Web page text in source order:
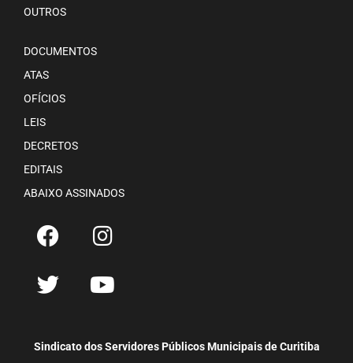
OUTROS
DOCUMENTOS
ATAS
OFÍCIOS
LEIS
DECRETOS
EDITAIS
ABAIXO ASSINADOS
Sindicato dos Servidores Públicos Municipais de Curitiba